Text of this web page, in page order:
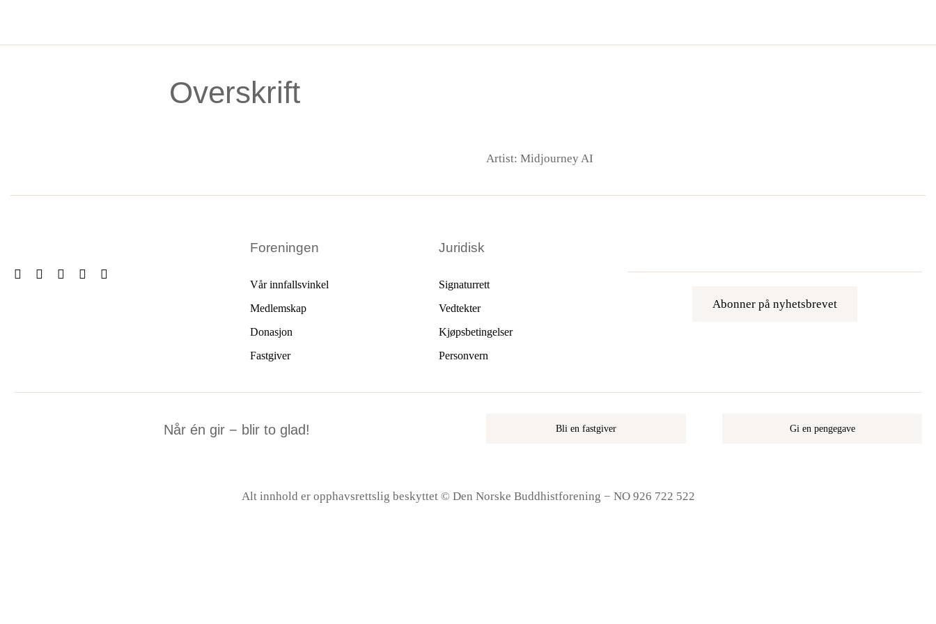
content
Overskrift
Artist: Midjourney AI
Foreningen
Vår innfallsvinkel
Medlemskap
Donasjon
Fastgiver
Juridisk
Signaturrett
Vedtekter
Kjøpsbetingelser
Personvern
Abonner på nyhetsbrevet
Når én gir − blir to glad! Bli en fastgiver Gi en pengegave
Alt innhold er opphavsrettslig beskyttet © Den Norske Buddhistforening − NO 926 722 522